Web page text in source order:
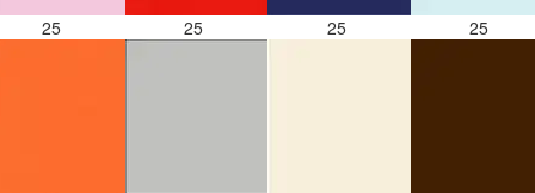
25 25 25 25